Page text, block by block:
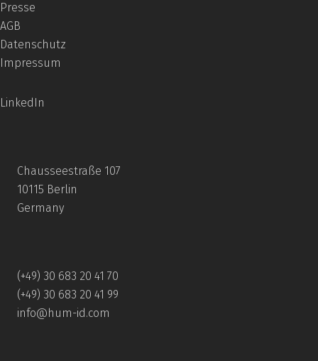
Presse
AGB
Datenschutz
Impressum
LinkedIn
Chausseestraße 107
10115 Berlin
Germany
(+49) 30 683 20 41 70
(+49) 30 683 20 41 99
info@hum-id.com